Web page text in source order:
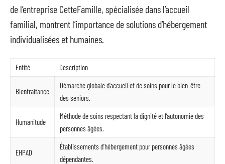
de l’entreprise CetteFamille, spécialisée dans l’accueil
familial, montrent l’importance de solutions d’hébergement
individualisées et humaines.
Entité Description
Bientraitance
Démarche globale d’accueil et de soins pour le bien-être
des seniors.
Humanitude
Méthode de soins respectant la dignité et l’autonomie des
personnes âgées.
EHPAD
Établissements d’hébergement pour personnes âgées
dépendantes.